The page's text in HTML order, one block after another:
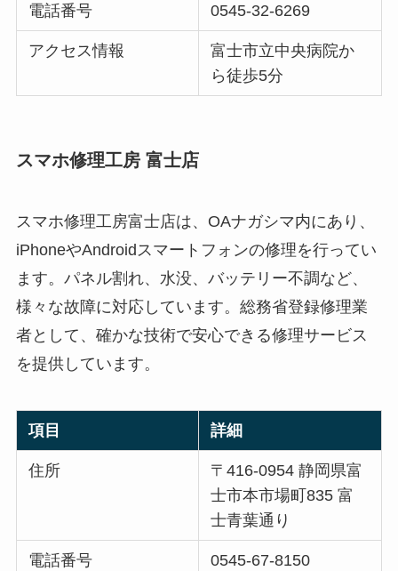
電話番号 0545-32-6269
アクセス情報
富士市立中央病院か
ら徒歩5分
スマホ修理工房 富士店
スマホ修理工房富士店は、OAナガシマ内にあり、
iPhoneやAndroidスマートフォンの修理を行ってい
ます。パネル割れ、水没、バッテリー不調など、
様々な故障に対応しています。総務省登録修理業
者として、確かな技術で安心できる修理サービス
を提供しています。
項目 詳細
住所
〒416-0954 静岡県富
士市本市場町835 富
士青葉通り
電話番号 0545-67-8150